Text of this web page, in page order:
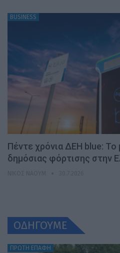
BUSINESS
Πέντε χρόνια ΔΕΗ blue: Το
δημόσιας φόρτισης στην
ΟΔΗΓΟΥΜΕ
ΠΡΩΤΗ ΕΠΑΦΗ